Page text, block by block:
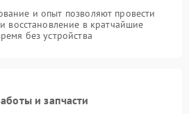
и опыт позволяют провести
восстановление в кратчайшие
без устройства
и запчасти